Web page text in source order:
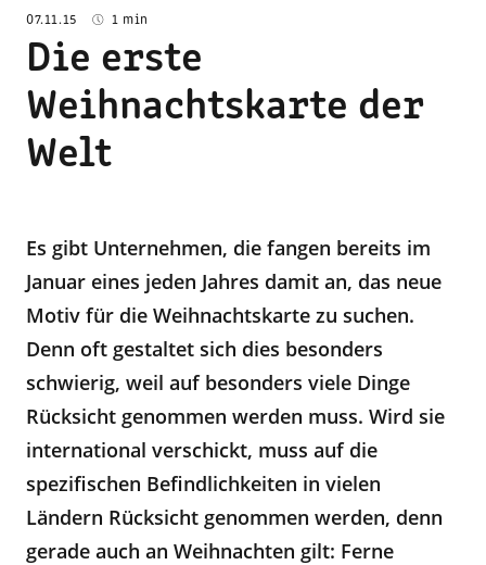
07.11.15 1 min
Die erste
Weihnachtskarte der
Welt
Es gibt Unternehmen, die fangen bereits im
Januar eines jeden Jahres damit an, das neue
Motiv für die Weihnachtskarte zu suchen.
Denn oft gestaltet sich dies besonders
schwierig, weil auf besonders viele Dinge
Rücksicht genommen werden muss. Wird sie
international verschickt, muss auf die
spezifischen Befindlichkeiten in vielen
Ländern Rücksicht genommen werden, denn
gerade auch an Weihnachten gilt: Ferne